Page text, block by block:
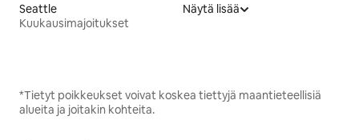
Seattle
Kuukausimajoitukset
Näytä lisää
*Tietyt poikkeukset voivat koskea tiettyjä maantieteellisiä
alueita ja joitakin kohteita.